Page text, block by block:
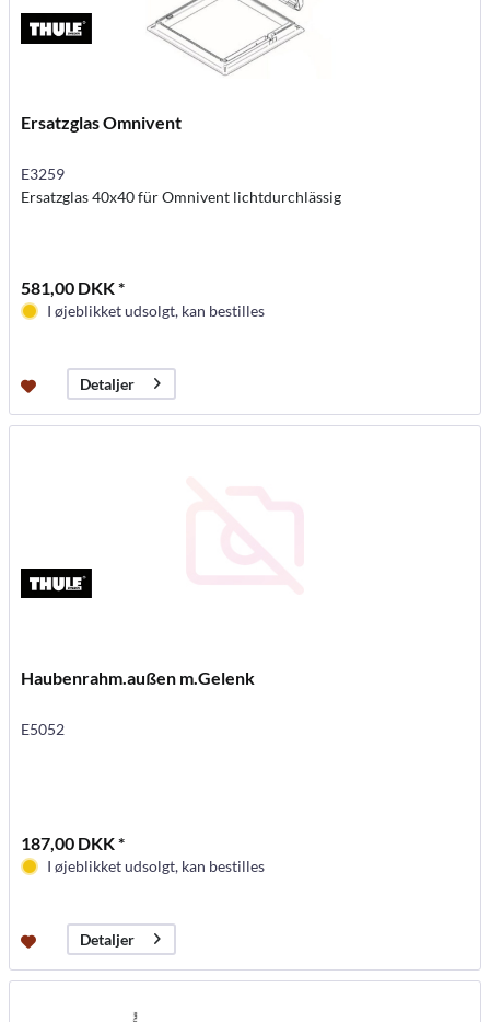
Ersatzglas Omnivent
E3259
Ersatzglas 40x40 für Omnivent lichtdurchlässig
581,00 DKK *
I øjeblikket udsolgt, kan bestilles
Detaljer
Haubenrahm.außen m.Gelenk
E5052
187,00 DKK *
I øjeblikket udsolgt, kan bestilles
Detaljer